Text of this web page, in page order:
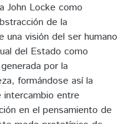
John Locke como
de la
una visión del ser humano
del Estado como
por la
formándose así la
entre
en el pensamiento de